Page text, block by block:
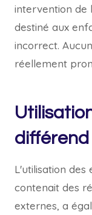
intervention de
destiné aux
incorrect.
réellement
L'utilisation des
contenait des
externes, a